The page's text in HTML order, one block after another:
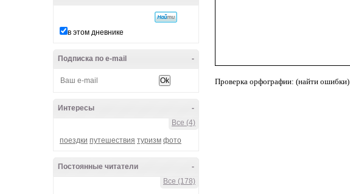
в этом дневнике
-
Подписка по e-mail
-
Интересы
Все (4)
поездки путешествия туризм фото
-
Постоянные читатели
Все (178)
Проверка орфографии: (найти ошибки)